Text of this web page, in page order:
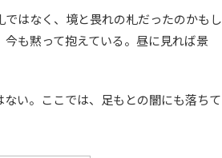
はなく、境と畏れの札だったのかもし
も黙って抱えている。昼に見れば景
い。ここでは、足もとの闇にも落ちて